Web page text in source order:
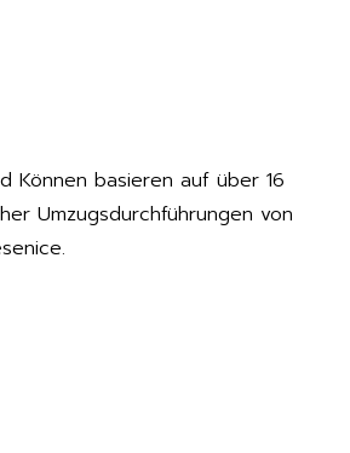
Können basieren auf über 16
Umzugsdurchführungen von